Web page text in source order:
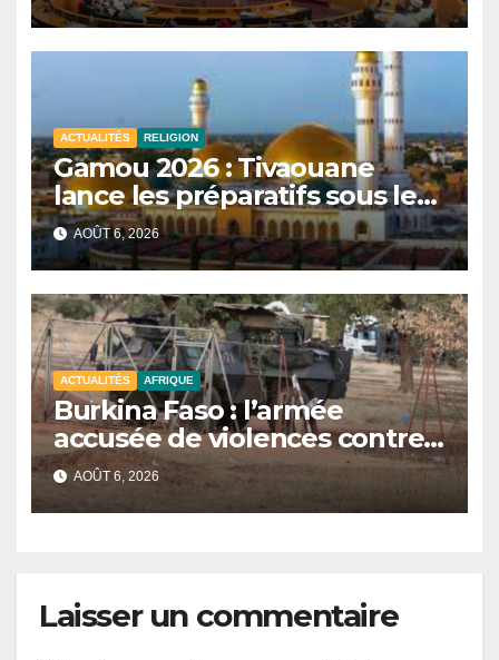
plusieurs commissions
d’enquête à l’ordre du jour.
ACTUALITÉS RELIGION
Gamou 2026 : Tivaouane
lance les préparatifs sous le
signe de l’unité et du Tawhid.
AOÛT 6, 2026
ACTUALITÉS AFRIQUE
Burkina Faso : l’armée
accusée de violences contre
des civils après une attaque
jihadiste.
AOÛT 6, 2026
Laisser un commentaire